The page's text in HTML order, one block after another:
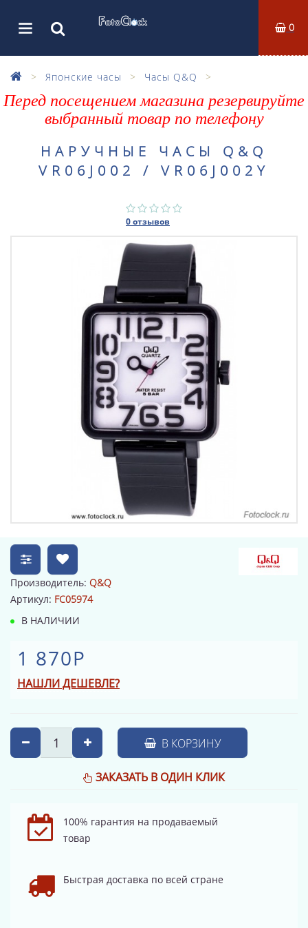
0
Японские часы Часы Q&Q
Перед посещением магазина резервируйте
выбранный товар по телефону
НАРУЧНЫЕ ЧАСЫ Q&Q
VR06J002 / VR06J002Y
0 отзывов
Производитель: Q&Q
Артикул: FC05974
В НАЛИЧИИ
1 870Р
НАШЛИ ДЕШЕВЛЕ?
В КОРЗИНУ
ЗАКАЗАТЬ В ОДИН КЛИК
100% гарантия на продаваемый
товар
Быстрая доставка по всей стране